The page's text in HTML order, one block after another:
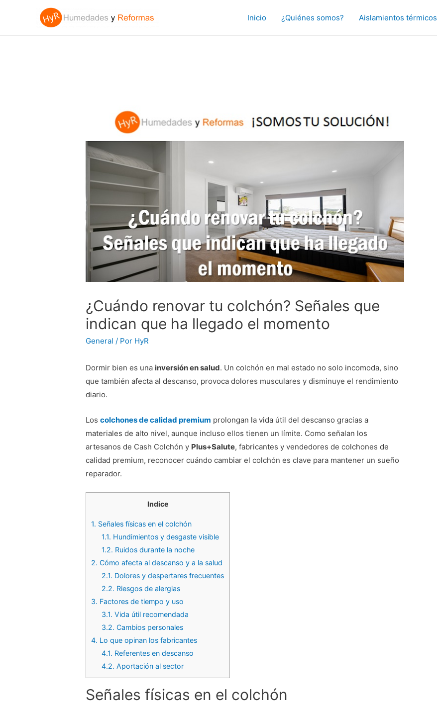
Inicio ¿Quiénes somos? Aislamientos térmicos
¿Cuándo renovar tu colchón? Señales que
indican que ha llegado el momento
General / Por HyR
Dormir bien es una inversión en salud. Un colchón en mal estado no solo incomoda, sino
que también afecta al descanso, provoca dolores musculares y disminuye el rendimiento
diario.
Loscolchones de calidad premium prolongan la vida útil del descanso gracias a
materiales de alto nivel, aunque incluso ellos tienen un límite. Como señalan los
artesanos de Cash Colchón y Plus+Salute, fabricantes y vendedores de colchones de
calidad premium, reconocer cuándo cambiar el colchón es clave para mantener un sueño
reparador.
Indice
1. Señales físicas en el colchón
1.1. Hundimientos y desgaste visible
1.2. Ruidos durante la noche
2. Cómo afecta al descanso y a la salud
2.1. Dolores y despertares frecuentes
2.2. Riesgos de alergias
3. Factores de tiempo y uso
3.1. Vida útil recomendada
3.2. Cambios personales
4. Lo que opinan los fabricantes
4.1. Referentes en descanso
4.2. Aportación al sector
Señales físicas en el colchón